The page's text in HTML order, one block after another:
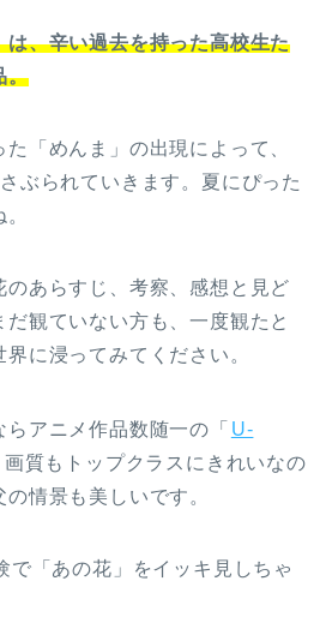
は、辛い過去を持った高校生た
。
「めんま」の出現によって、
ぶられていきます。夏にぴった
のあらすじ、考察、感想と見ど
観ていない方も、一度観たと
に浸ってみてください。
アニメ作品数随一の「 U-
画質もトップクラスにきれいなの
情景も美しいです。
で「あの花」をイッキ見しちゃ